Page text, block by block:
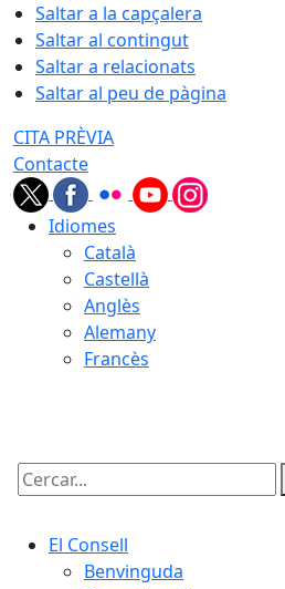
Saltar a la capçalera
Saltar al contingut
Saltar a relacionats
Saltar al peu de pàgina
CITA PRÈVIA
Contacte
Idiomes
Català
Castellà
Anglès
Alemany
Francès
Cercar:
El Consell
Benvinguda